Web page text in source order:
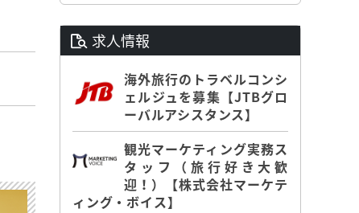
求人情報
海外旅行のトラベルコンシ
ェルジュを募集【JTBグロ
ーバルアシスタンス】
観光マーケティング実務ス
タッフ（旅行好き大歓
迎！）【株式会社マーケテ
ィング・ボイス】